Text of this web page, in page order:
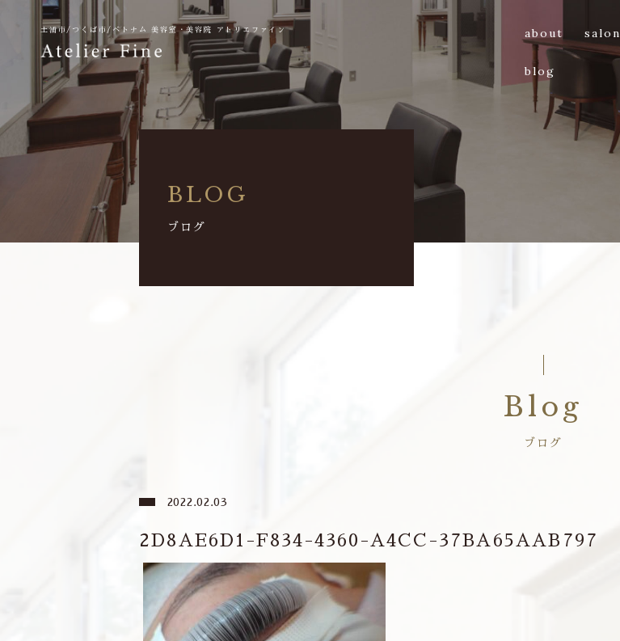
土浦市/つくば市/ベトナム美容室・美容院 アトリエファイン about salon
blog
BLOG
ブログ
Blog
ブログ
2022.02.03
2D8AE6D1-F834-4360-A4CC-37BA65AAB797